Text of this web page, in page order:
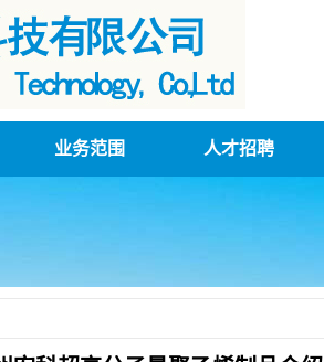
业务范围 人才招聘